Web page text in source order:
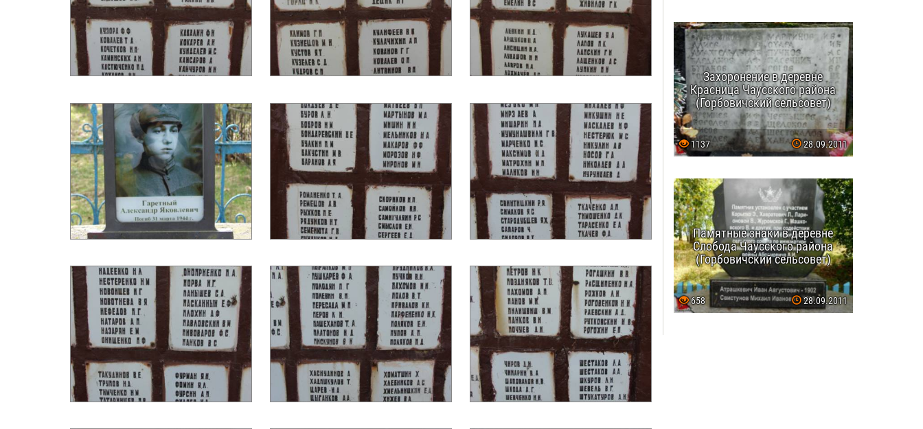
Захоронение в деревне
Красница Чаусского района
(Горбовичский сельсовет)
1137 28.09.2011
Памятные знаки в деревне
Слобода Чаусского района
(Горбовичский сельсовет)
658 28.09.2011